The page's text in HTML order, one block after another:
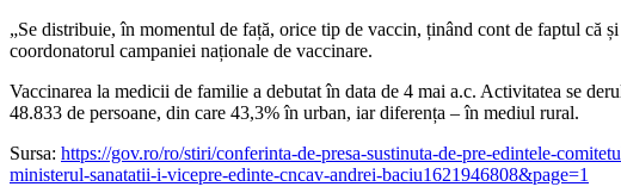
„Se distribuie, în momentul de față, orice tip de vaccin, ținând cont de faptul că și
coordonatorul campaniei naționale de vaccinare.
Vaccinarea la medicii de familie a debutat în data de 4 mai a.c. Activitatea se
48.833 de persoane, din care 43,3% în urban, iar diferența – în mediul rural.
Sursa: https://gov.ro/ro/stiri/conferinta-de-presa-sustinuta-de-pre-edintele-
ministerul-sanatatii-i-vicepre-edinte-cncav-andrei-baciu1621946808&page=1